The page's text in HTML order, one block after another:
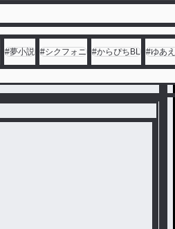
#夢小説 #シクフォニ #からぴちBL #ゆあ